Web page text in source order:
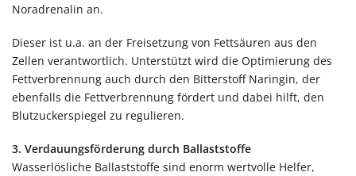
Noradrenalin an.
Dieser ist u.a. an der Freisetzung von Fettsäuren aus den
Zellen verantwortlich. Unterstützt wird die Optimierung des
Fettverbrennung auch durch den Bitterstoff Naringin, der
ebenfalls die Fettverbrennung fördert und dabei hilft, den
Blutzuckerspiegel zu regulieren.
3. Verdauungsförderung durch Ballaststoffe
Wasserlösliche Ballaststoffe sind enorm wertvolle Helfer,